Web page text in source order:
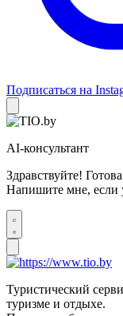
Подписаться на
AI-консультант
Здравствуйте!
Напишите мне, если
Туристический
туризме и отдыхе.